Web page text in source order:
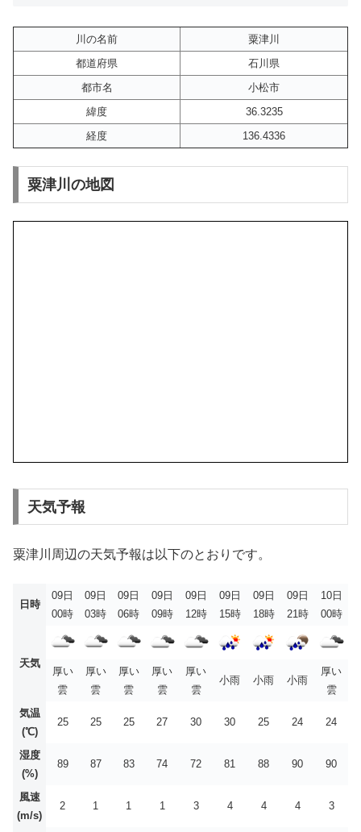
川の名前
粟津川
都道府県
石川県
都市名
小松市
緯度
36.3235
経度
136.4336
粟津川の地図
天気予報
粟津川周辺の天気予報は以下のとおりです。
日時
09日
00時
09日
03時
09日
06時
09日
09時
09日
12時
09日
15時
09日
18時
09日
21時
10日
00時
天気
厚い
雲
厚い
雲
厚い
雲
厚い
雲
厚い
雲
小雨 小雨 小雨
厚い
雲
気温
(℃)
25 25 25 27 30 30 25 24 24
湿度
(%)
89 87 83 74 72 81 88 90 90
風速
(m/s)
2 1 1 1 3 4 4 4 3